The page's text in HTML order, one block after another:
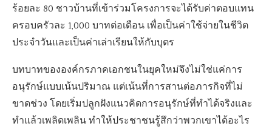
ร้อยละ 80 ชาวบ้านที่เข้าร่วมโครงการจะได้รับค่าตอบแทน
ครอบครัวละ 1,000 บาทต่อเดือน เพื่อเป็นค่าใช้จ่ายในชีวิต
ประจำวันและเป็นค่าเล่าเรียนให้กับบุตร
บทบาทขององค์กรภาคเอกชนในยุคใหม่จึงไม่ใช่แค่การ
อนุรักษ์แบบเน้นปริมาณ แต่เน้นที่การสานต่อภารกิจที่ไม่
ขาดช่วง โดยเริ่มปลูกฝังแนวคิดการอนุรักษ์ที่ทำได้จริงและ
ทำแล้วเพลิดเพลิน ทำให้ประชาชนรู้สึกว่าพวกเขาได้อะไร